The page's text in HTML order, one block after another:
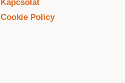
Kapcsolat
Cookie Policy